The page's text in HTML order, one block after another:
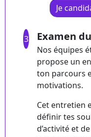
Je
3 Examen
Nos équipes
propose un
ton parcours
motivations.
Cet entretien
définir tes
d’activité et